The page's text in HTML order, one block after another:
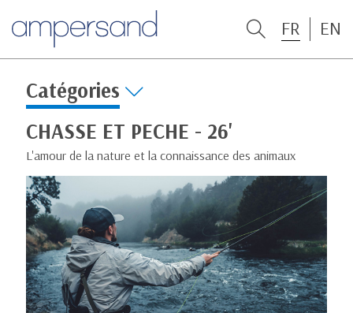
FR EN
Catégories
CHASSE ET PECHE - 26'
L'amour de la nature et la connaissance des animaux